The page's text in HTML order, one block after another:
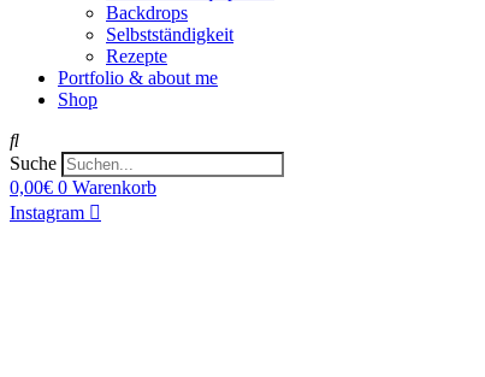
Backdrops
Selbstständigkeit
Rezepte
Portfolio & about me
Shop
Suche
0,00€ 0 Warenkorb
Instagram